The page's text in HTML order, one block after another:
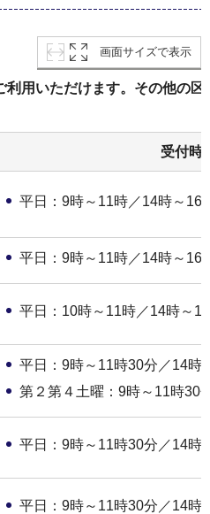
画面サイズで表示
利用いただけます。その他の
受付時
平日：9時～11時／14時～16
平日：9時～11時／14時～16
平日：10時～11時／14時～
平日：9時～11時30分／14時
第２第４土曜：9時～11時30
平日：9時～11時30分／14時
平日：9時～11時30分／14時